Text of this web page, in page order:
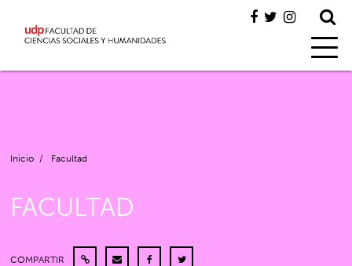
Inicio / Facultad
FACULTAD
COMPARTIR